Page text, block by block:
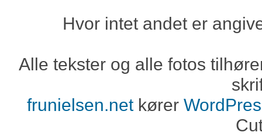
Hvor intet andet er
Alle tekster og alle fotos
frunielsen.netkører